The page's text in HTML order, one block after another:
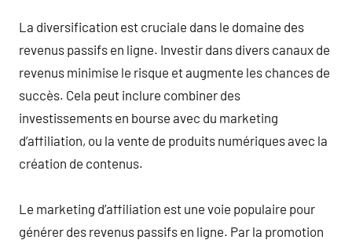
La diversification est cruciale dans le domaine des
revenus passifs en ligne. Investir dans divers canaux de
revenus minimise le risque et augmente les chances de
succès. Cela peut inclure combiner des
investissements en bourse avec du marketing
d’affiliation, ou la vente de produits numériques avec la
création de contenus.
Le marketing d’affiliation est une voie populaire pour
générer des revenus passifs en ligne. Par la promotion